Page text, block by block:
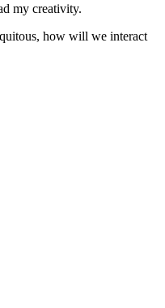
my creativity.
how will we interact